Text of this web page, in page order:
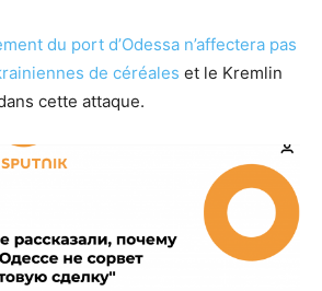
du port d’Odessa n’affectera pas
de céréales et le Kremlin
cette attaque.